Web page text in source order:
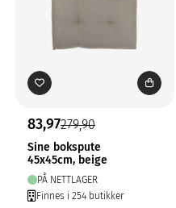
83,97279,90
Sine bokspute
45x45cm, beige
PÅ NETTLAGER
Finnes i 254 butikker